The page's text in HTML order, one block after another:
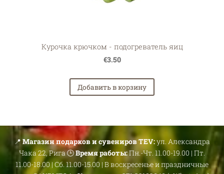
Курочка крючком - подогреватель яиц
€3.50
Добавить в корзину
📍 Магазин подарков и сувениров TEV:ул. Александра
Чака 22, Рига 🕒Время работы:Пн.-Чт. 11.00-19.00 | Пт.
11.00-18.00 | Сб. 11.00-15.00 | В воскресенье и праздничные